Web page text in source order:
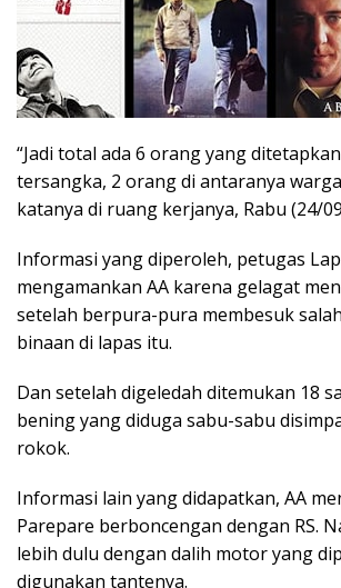
“Jadi total ada 6 orang yang
tersangka, 2 orang di antaranya
katanya di ruang kerjanya, Rabu (24/
Informasi yang diperoleh, petugas
mengamankan AA karena gelagat
setelah berpura-pura membesuk
binaan di lapas itu.
Dan setelah digeledah ditemukan 18
bening yang diduga sabu-sabu
rokok.
Informasi lain yang didapatkan, AA
Parepare berboncengan dengan RS.
lebih dulu dengan dalih motor yang
digunakan tantenya.